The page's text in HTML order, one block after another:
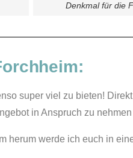
Denkmal für die
super viel zu bieten!
in Anspruch zu
herum werde ich euch in